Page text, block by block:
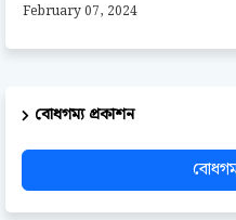
February 07, 2024
বোধগম্য প্রকাশন